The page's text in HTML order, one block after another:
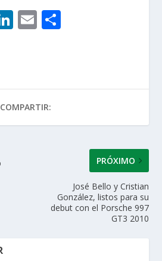
Li
n
dI
n
E
m
ar
r
COMPARTIR:
PRÓXIMO
José Bello y Cristian
González, listos para su
debut con el Porsche 997
GT3 2010